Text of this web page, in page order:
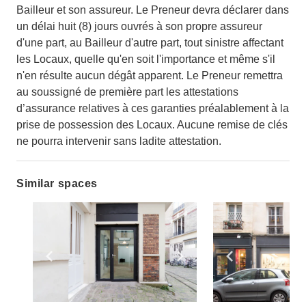
Bailleur et son assureur. Le Preneur devra déclarer dans
un délai huit (8) jours ouvrés à son propre assureur
d'une part, au Bailleur d'autre part, tout sinistre affectant
les Locaux, quelle qu'en soit l'importance et même s'il
n'en résulte aucun dégât apparent. Le Preneur remettra
au soussigné de première part les attestations
d’assurance relatives à ces garanties préalablement à la
prise de possession des Locaux. Aucune remise de clés
ne pourra intervenir sans ladite attestation.
Similar spaces
Show previous slide Show next slide
Show